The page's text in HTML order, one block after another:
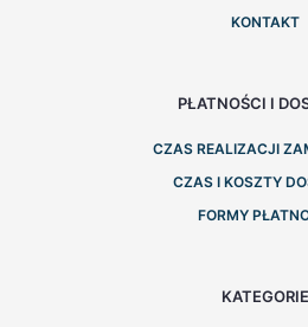
KONTAKT
PŁATNOŚCI I
CZAS REALIZACJI
CZAS I KOSZTY
FORMY
KATEGORIE